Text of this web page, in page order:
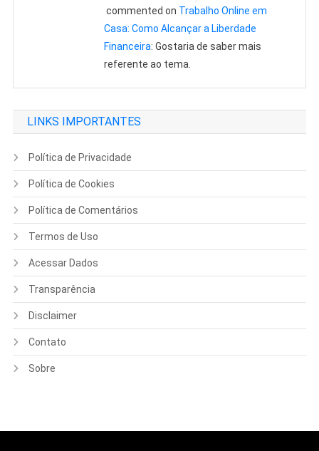
commented on Trabalho Online em
Casa: Como Alcançar a Liberdade
Financeira: Gostaria de saber mais
referente ao tema.
LINKS IMPORTANTES
Política de Privacidade
Política de Cookies
Política de Comentários
Termos de Uso
Acessar Dados
Transparência
Disclaimer
Contato
Sobre